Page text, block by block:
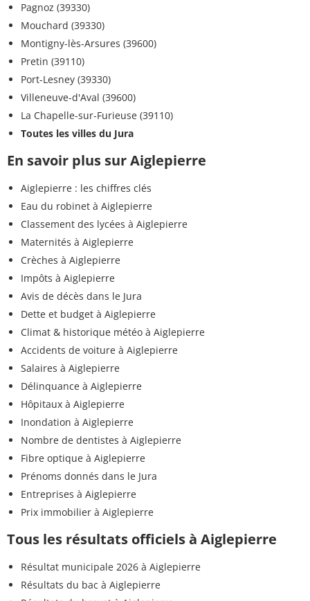
Pagnoz (39330)
Mouchard (39330)
Montigny-lès-Arsures (39600)
Pretin (39110)
Port-Lesney (39330)
Villeneuve-d'Aval (39600)
La Chapelle-sur-Furieuse (39110)
Toutes les villes du Jura
En savoir plus sur Aiglepierre
Aiglepierre : les chiffres clés
Eau du robinet à Aiglepierre
Classement des lycées à Aiglepierre
Maternités à Aiglepierre
Crèches à Aiglepierre
Impôts à Aiglepierre
Avis de décès dans le Jura
Dette et budget à Aiglepierre
Climat & historique météo à Aiglepierre
Accidents de voiture à Aiglepierre
Salaires à Aiglepierre
Délinquance à Aiglepierre
Hôpitaux à Aiglepierre
Inondation à Aiglepierre
Nombre de dentistes à Aiglepierre
Fibre optique à Aiglepierre
Prénoms donnés dans le Jura
Entreprises à Aiglepierre
Prix immobilier à Aiglepierre
Tous les résultats officiels à Aiglepierre
Résultat municipale 2026 à Aiglepierre
Résultats du bac à Aiglepierre